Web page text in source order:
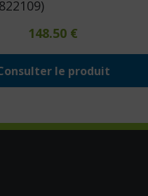
148.50 €
le produit